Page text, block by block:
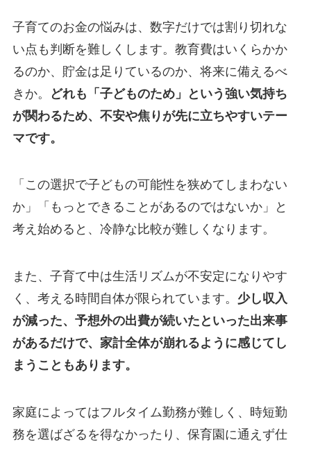
子育てのお金の悩みは、数字だけでは割り切れな
い点も判断を難しくします。教育費はいくらかか
るのか、貯金は足りているのか、将来に備えるべ
きか。
どれも「子どものため」という強い気持ち
が関わるため、不安や焦りが先に立ちやすいテー
マです。
「この選択で子どもの可能性を狭めてしまわない
か」「もっとできることがあるのではないか」と
考え始めると、冷静な比較が難しくなります。
また、子育て中は生活リズムが不安定になりやす
く、考える時間自体が限られています。 少し収入
が減った、予想外の出費が続いたといった出来事
があるだけで、家計全体が崩れるように感じてし
まうこともあります。
家庭によってはフルタイム勤務が難しく、時短勤
務を選ばざるを得なかったり、保育園に通えず仕